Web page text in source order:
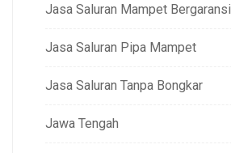
Jasa Saluran Mampet Bergaransi
Jasa Saluran Pipa Mampet
Jasa Saluran Tanpa Bongkar
Jawa Tengah